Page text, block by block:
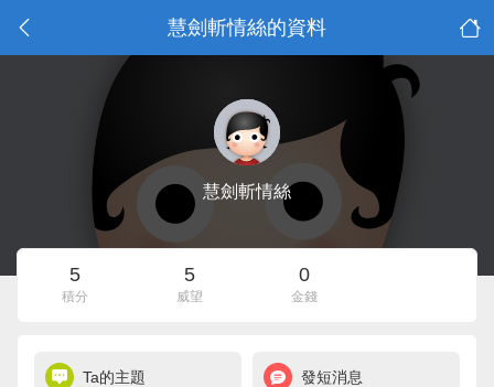
慧劍斬情絲的資料
慧劍斬情絲
5
積分
5
威望
0
金錢
Ta的主題 發短消息